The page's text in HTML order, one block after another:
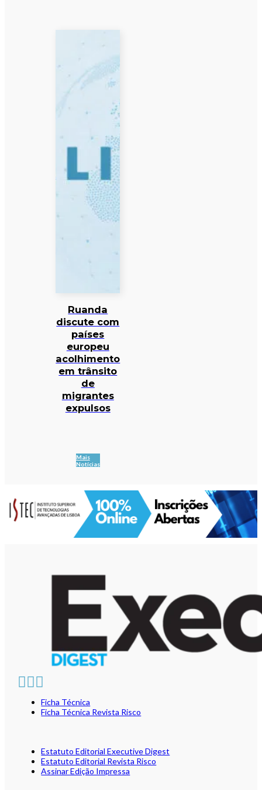
Ruanda
discute com
países
europeu
acolhimento
em trânsito
de
migrantes
expulsos
Mais
Notícias
Ficha Técnica
Ficha Técnica Revista Risco
Estatuto Editorial Executive Digest
Estatuto Editorial Revista Risco
Assinar Edição Impressa